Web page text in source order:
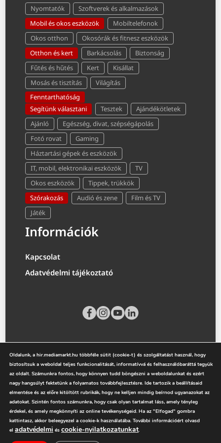
Nyomtatók
Szoftverek és alkalmazások
Mobil és okos eszközök
Mobiltelefonok
Okos otthon
Okosórák és fitnesz eszközök
Otthon és kert
Barkácsolás
Biztonság
Fűtés és hűtés
Kert
Kisállat
Mosás és tisztítás
Világítás
Fenntarthatóság
Segítünk választani
Tesztek
Ajándékötletek
Ajánló
Egészség, divat, szépségápolás
Fotó rovat
Gaming
Háztartási gépek és eszközök
IT, mobil, elektronikai eszközök
TV
Okos eszközök
Tippek, trükkök
Szórakozás
Audió és zene
Film és TV
Játék
Információk
Kapcsolat
Adatvédelmi tájékoztató
mediamarkt.hu
Oldalunk, a hir.mediamarkt.hu többféle sütit (cookie-t) és szolgáltatást használ, hogy
biztosítsuk a weboldal teljes funkcionalitását, informatívvá és felhasználóbaráttá tegyük
az oldalt. Számunkra fontos, hogy könnyen tudd böngészni a weboldalunkat és ezért
nagy hangsúlyt fektetünk a folyamatos továbbfejlesztésre. Ide tartozik a beállításaid
elmentése és az előre kitöltött rubrikák, hogy ne kelljen mindig beírnod ugyanazokat az
adatokat. Szintén fontos számunkra, hogy csak olyan tartalmat láss, amely tényleg
érdekel, és amely megkönnyíti az online tevékenységeid. Ha az "Elfogad" gombra
kattintasz, akkor beleegyezel a cookie-k használatába. További információért olvasd
el adatvédelmi és cookie-nyilatkozatunkat.